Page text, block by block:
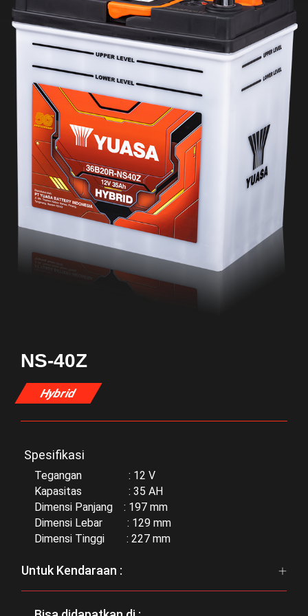
NS-40Z
Hybrid
Spesifikasi
Tegangan : 12 V
Kapasitas : 35 AH
Dimensi Panjang : 197 mm
Dimensi Lebar : 129 mm
Dimensi Tinggi : 227 mm
Untuk Kendaraan :